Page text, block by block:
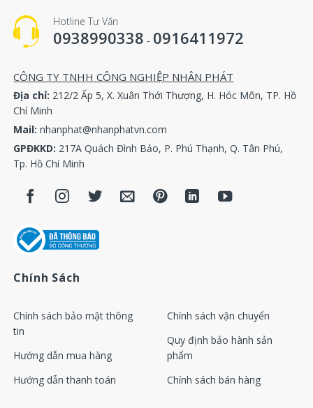
Hotline Tư Vấn
0938990338 - 0916411972
CÔNG TY TNHH CÔNG NGHIỆP NHÂN PHÁT
Địa chỉ: 212/2 Ấp 5, X. Xuân Thới Thượng, H. Hóc Môn, TP. Hồ
Chí Minh
Mail:nhanphat@nhanphatvn.com
GPĐKKD: 217A Quách Đình Bảo, P. Phú Thạnh, Q. Tân Phú,
Tp. Hồ Chí Minh
Chính Sách
Chính sách bảo mật thông
tin
Hướng dẫn mua hàng
Hướng dẫn thanh toán
Chính sách vận chuyển
Quy định bảo hành sản
phẩm
Chính sách bán hàng